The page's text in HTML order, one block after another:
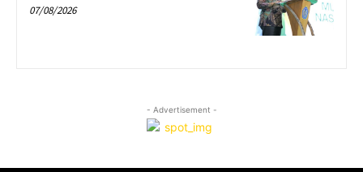
07/08/2026
- Advertisement -